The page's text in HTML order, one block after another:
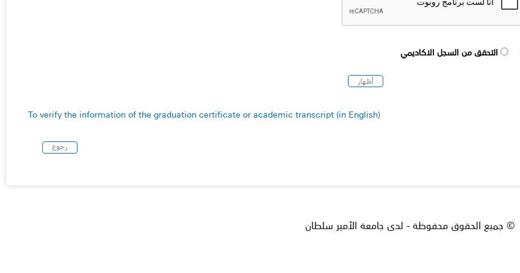
التحقق من السجل الاكاديمي
(To verify the information of the graduation certificate or academic transcript (in English
© جميع الحقوق محفوظة - لدى جامعة الأمير سلطان